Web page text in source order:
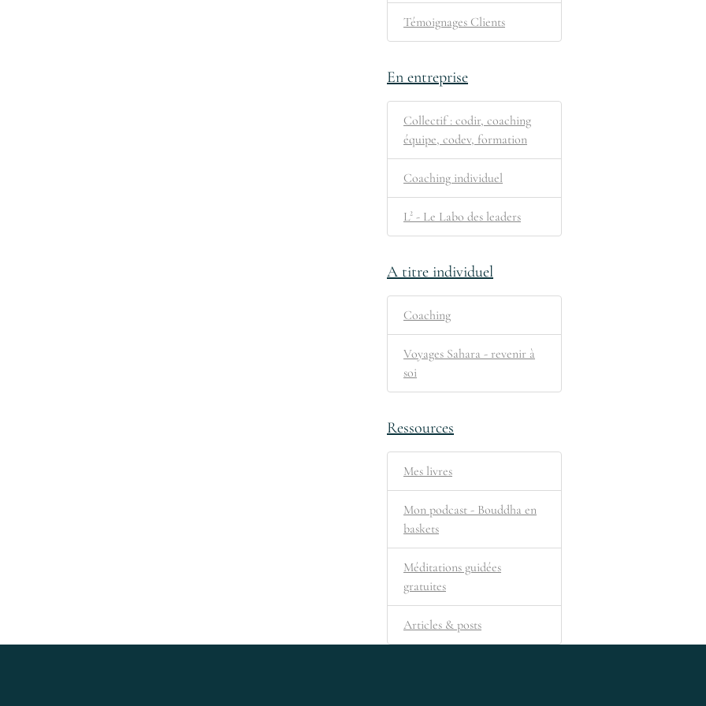
Témoignages Clients
En entreprise
Collectif : codir, coaching
équipe, codev, formation
Coaching individuel
L² - Le Labo des leaders
A titre individuel
Coaching
Voyages Sahara - revenir à
soi
Ressources
Mes livres
Mon podcast - Bouddha en
baskets
Méditations guidées
gratuites
Articles & posts